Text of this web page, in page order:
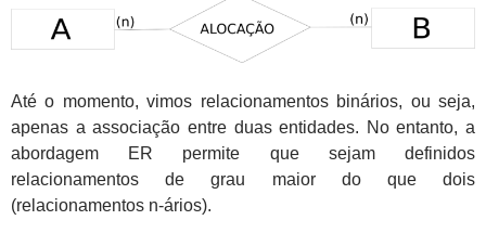
Até o momento, vimos relacionamentos binários, ou seja,
apenas a associação entre duas entidades. No entanto, a
abordagem ER permite que sejam definidos
relacionamentos de grau maior do que dois
(relacionamentos n-ários).